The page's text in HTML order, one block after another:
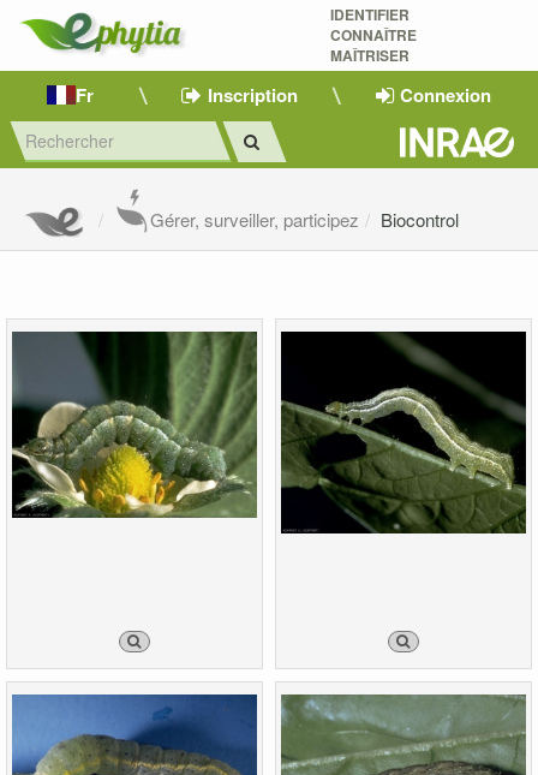
IDENTIFIER
CONNAÎTRE
MAÎTRISER
Fr Inscription Connexion
Gérer, surveiller, participez Biocontrol